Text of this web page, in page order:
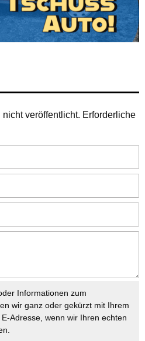
veröffentlicht. Erforderliche
Informationen zum
wir ganz oder gekürzt mit Ihrem
Adresse, wenn wir Ihren echten